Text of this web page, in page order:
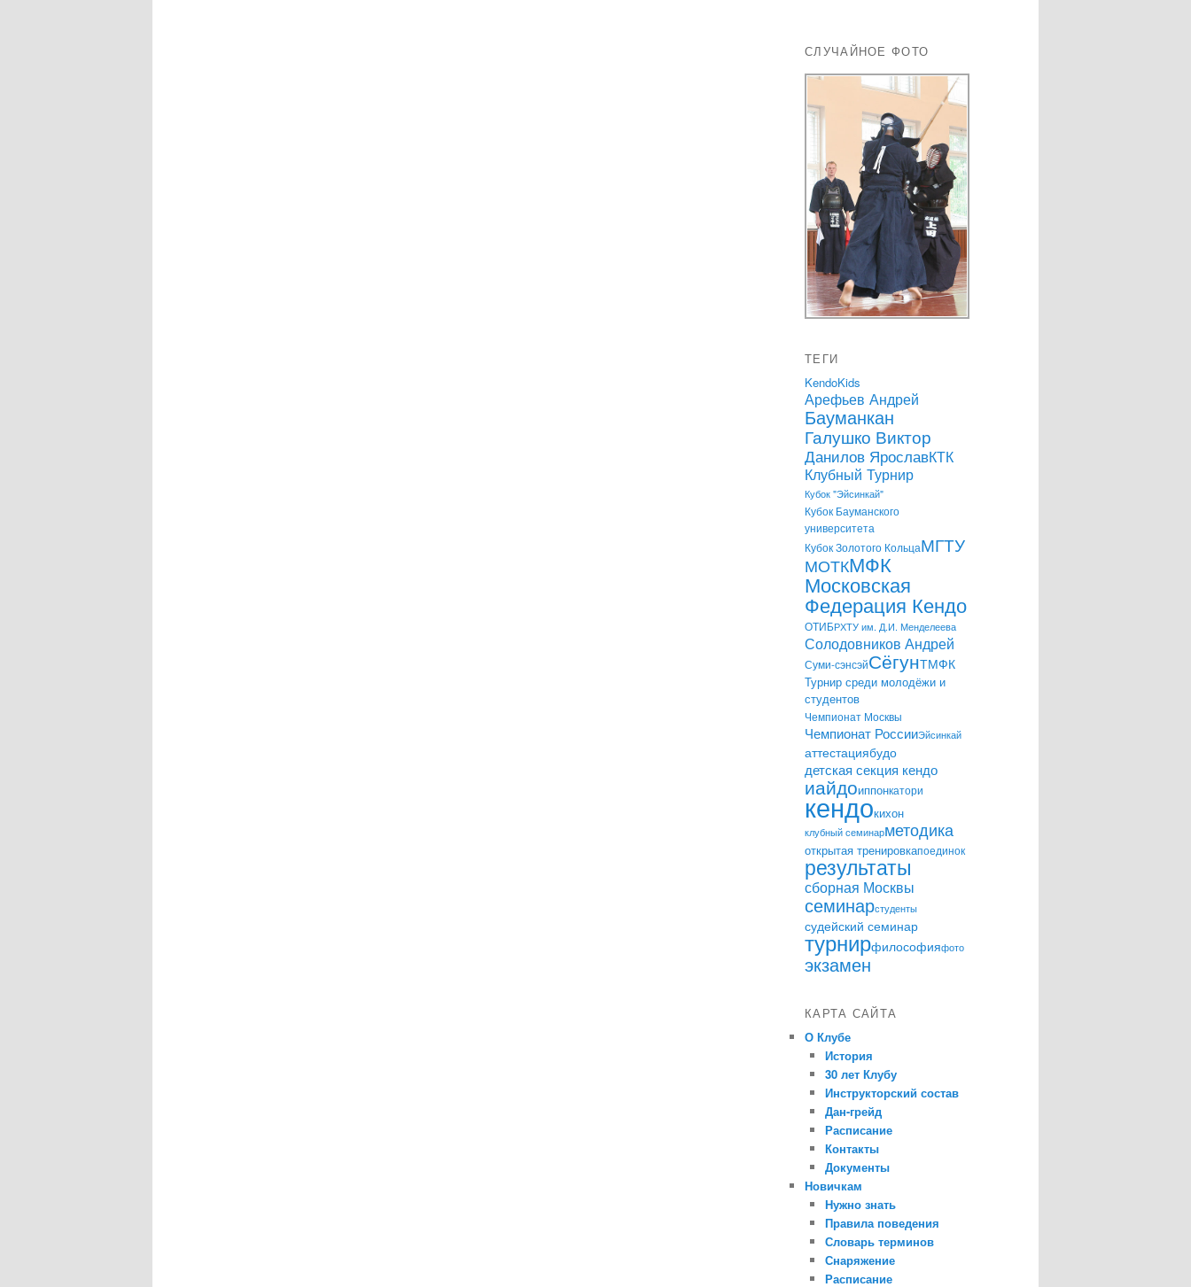
СЛУЧАЙНОЕ ФОТО
ТЕГИ
KendoKids
Арефьев Андрей
Бауманкан
Галушко Виктор
Данилов ЯрославКТК
Клубный Турнир
Кубок "Эйсинкай"
Кубок Бауманского
университета
Кубок Золотого КольцаМГТУ
МОТКМФК
Московская
Федерация Кендо
ОТИБРХТУ им. Д.И. Менделеева
Солодовников Андрей
Суми-сэнсэйСёгунТМФК
Турнир среди молодёжи и
студентов
Чемпионат Москвы
Чемпионат РоссииЭйсинкай
аттестациябудо
детская секция кендо
иайдоиппонкатори
кендокихон
клубный семинарметодика
открытая тренировкапоединок
результаты
сборная Москвы
семинарстуденты
судейский семинар
турнирфилософияфото
экзамен
КАРТА САЙТА
О Клубе
История
30 лет Клубу
Инструкторский состав
Дан-грейд
Расписание
Контакты
Документы
Новичкам
Нужно знать
Правила поведения
Словарь терминов
Снаряжение
Расписание